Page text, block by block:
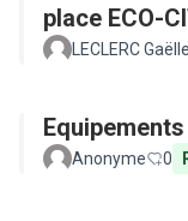
place ECO-
LECLERC Gaëlle
Anonyme 0